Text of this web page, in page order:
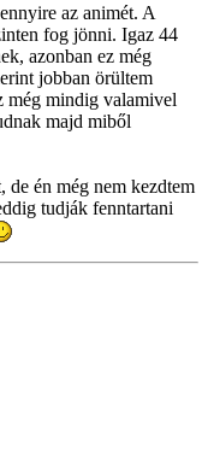
az animét. A
fog jönni. Igaz 44
azonban ez még
jobban örültem
még mindig valamivel
majd miből
de én még nem kezdtem
tudják fenntartani